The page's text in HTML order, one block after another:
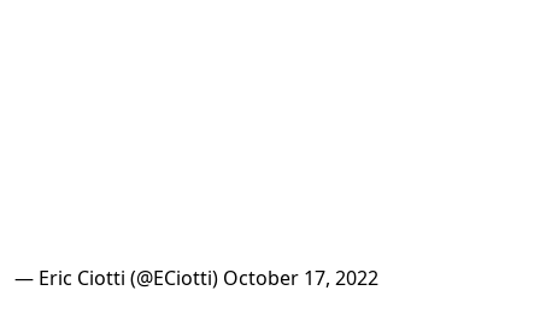
— Eric Ciotti (@ECiotti) October 17, 2022